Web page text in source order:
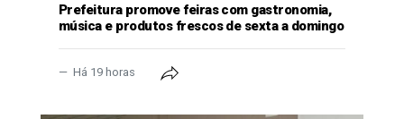
Prefeitura promove feiras com gastronomia,
música e produtos frescos de sexta a domingo
Há 19 horas